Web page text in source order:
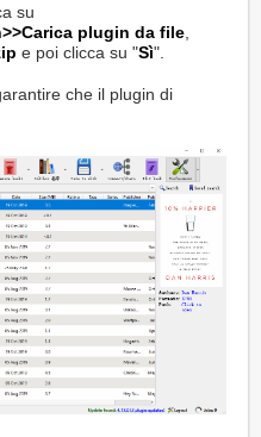
su
plugin da file
e poi clicca su "Sì".
che il plugin di